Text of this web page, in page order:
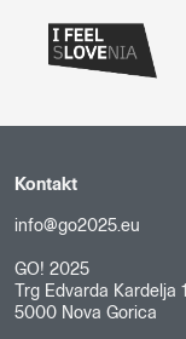
Kontakt
info@go2025.eu
GO! 2025
Trg Edvarda Kardelja 1
5000 Nova Gorica